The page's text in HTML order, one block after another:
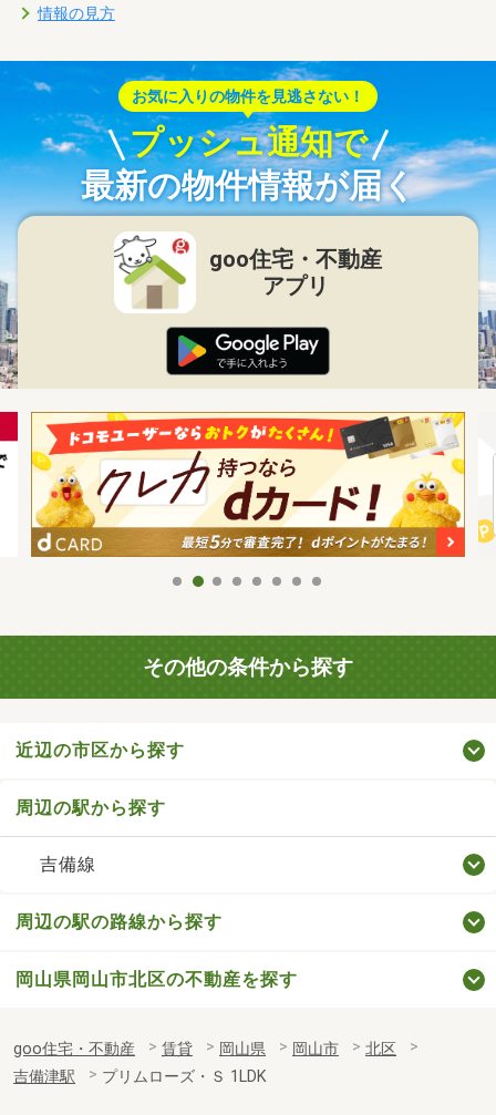
情報の見方
お気に入りの物件を見逃さない！
プッシュ通知で
最新の物件情報が届く
goo住宅・不動産
アプリ
その他の条件から探す
近辺の市区から探す
周辺の駅から探す
吉備線
周辺の駅の路線から探す
岡山県岡山市北区の不動産を探す
goo住宅・不動産 賃貸 岡山県 岡山市
北区
吉備津駅
プリムローズ・Ｓ 1LDK